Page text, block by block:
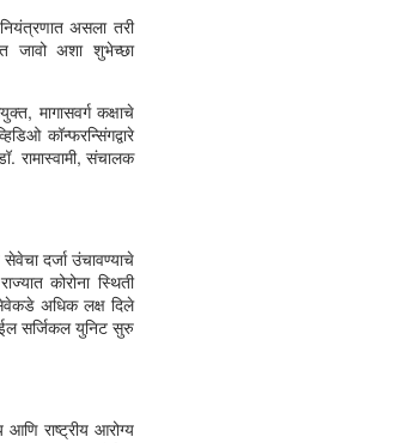
असला तरी
जावो अशा शुभेच्छा
मागासवर्ग कक्षाचे
कॉन्फरन्सिंगद्वारे
रामास्वामी, संचालक
दर्जा उंचावण्याचे
कोरोना स्थिती
अधिक लक्ष दिले
सर्जिकल युनिट सुरु
राष्ट्रीय आरोग्य